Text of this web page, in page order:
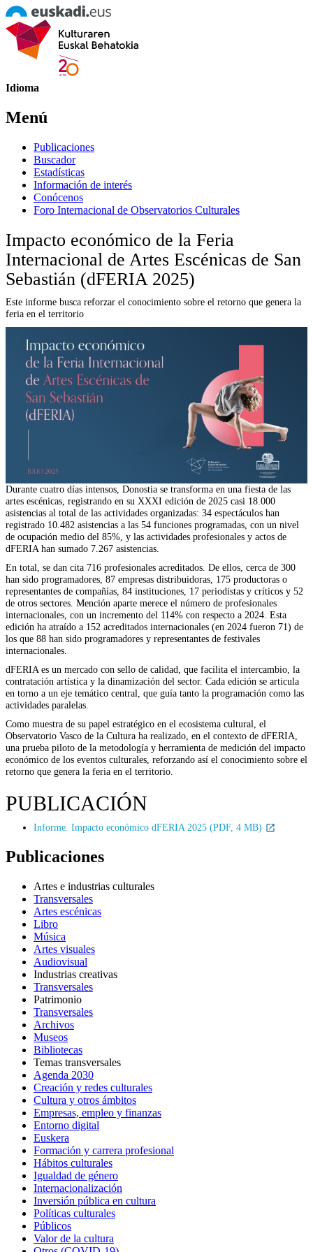
Idioma
Menú
Publicaciones
Buscador
Estadísticas
Información de interés
Conócenos
Foro Internacional de Observatorios Culturales
Impacto económico de la Feria
Internacional de Artes Escénicas de San
Sebastián (dFERIA 2025)
Este informe busca reforzar el conocimiento sobre el retorno que genera la
feria en el territorio
Durante cuatro días intensos, Donostia se transforma en una fiesta de las
artes escénicas, registrando en su XXXI edición de 2025 casi 18.000
asistencias al total de las actividades organizadas: 34 espectáculos han
registrado 10.482 asistencias a las 54 funciones programadas, con un nivel
de ocupación medio del 85%, y las actividades profesionales y actos de
dFERIA han sumado 7.267 asistencias.
En total, se dan cita 716 profesionales acreditados. De ellos, cerca de 300
han sido programadores, 87 empresas distribuidoras, 175 productoras o
representantes de compañías, 84 instituciones, 17 periodistas y críticos y 52
de otros sectores. Mención aparte merece el número de profesionales
internacionales, con un incremento del 114% con respecto a 2024. Esta
edición ha atraído a 152 acreditados internacionales (en 2024 fueron 71) de
los que 88 han sido programadores y representantes de festivales
internacionales.
dFERIA es un mercado con sello de calidad, que facilita el intercambio, la
contratación artística y la dinamización del sector. Cada edición se articula
en torno a un eje temático central, que guía tanto la programación como las
actividades paralelas.
Como muestra de su papel estratégico en el ecosistema cultural, el
Observatorio Vasco de la Cultura ha realizado, en el contexto de dFERIA,
una prueba piloto de la metodología y herramienta de medición del impacto
económico de los eventos culturales, reforzando así el conocimiento sobre el
retorno que genera la feria en el territorio.
PUBLICACIÓN
Informe. Impacto económico dFERIA 2025 (PDF, 4 MB)
Publicaciones
Artes e industrias culturales
Transversales
Artes escénicas
Libro
Música
Artes visuales
Audiovisual
Industrias creativas
Transversales
Patrimonio
Transversales
Archivos
Museos
Bibliotecas
Temas transversales
Agenda 2030
Creación y redes culturales
Cultura y otros ámbitos
Empresas, empleo y finanzas
Entorno digital
Euskera
Formación y carrera profesional
Hábitos culturales
Igualdad de género
Internacionalización
Inversión pública en cultura
Políticas culturales
Públicos
Valor de la cultura